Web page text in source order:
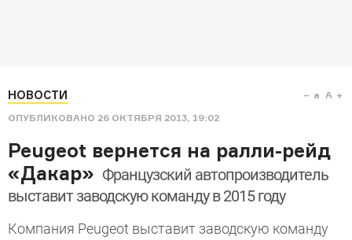
НОВОСТИ
ОПУБЛИКОВАНО 26 ОКТЯБРЯ 2013, 19:02
a A
Peugeot вернется на ралли-рейд
«Дакар» Французский автопроизводитель
выставит заводскую команду в 2015 году
Компания Peugeot выставит заводскую команду